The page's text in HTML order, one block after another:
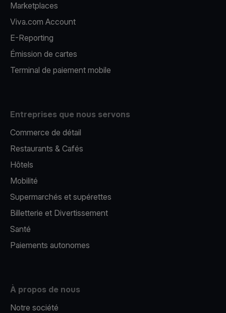
Marketplaces
Viva.com Account
E-Reporting
Émission de cartes
Terminal de paiement mobile
Entreprises que nous servons
Commerce de détail
Restaurants & Cafés
Hôtels
Mobilité
Supermarchés et supérettes
Billetterie et Divertissement
Santé
Paiements autonomes
À propos de nous
Notre société